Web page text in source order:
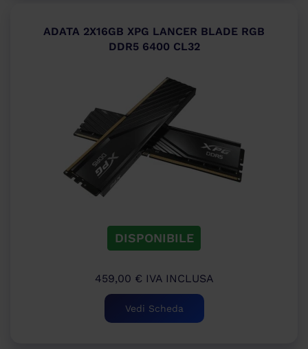
ADATA 2X16GB XPG LANCER BLADE RGB
DDR5 6400 CL32
DISPONIBILE
459,00 € IVA INCLUSA
Vedi Scheda